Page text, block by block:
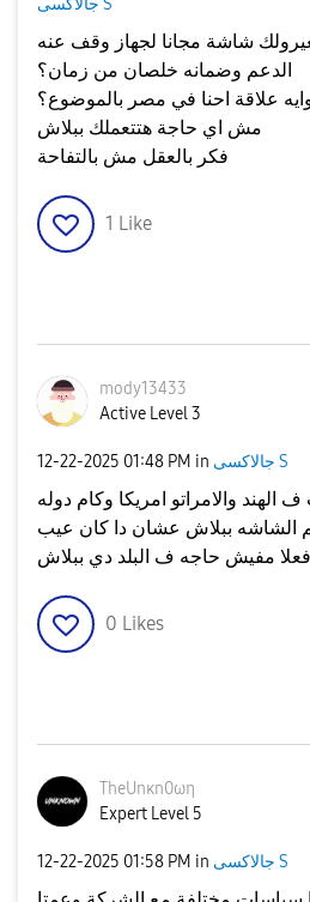
شاشة مجانا لجهاز وقف عنه
الدعم وضمانه خلصان من زمان؟
علاقة احنا في مصر بالموضوع؟
مش اي حاجة هتتعملك ببلاش
فكر بالعقل مش بالتفاحة
1 Like
mody13433
Active Level 3
‎12-22-2025 01:48 PM in جالاكسى S
والامراتو امريكا وكام دوله
الشاشه ببلاش عشان دا كان عيب
مفيش حاجه ف البلد دي ببلاش
0 Likes
TheUnκn0ωη
Expert Level 5
‎12-22-2025 01:58 PM in جالاكسى S